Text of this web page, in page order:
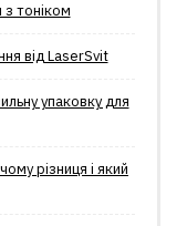
тоніком
від LaserSvit
упаковку для
різниця і який